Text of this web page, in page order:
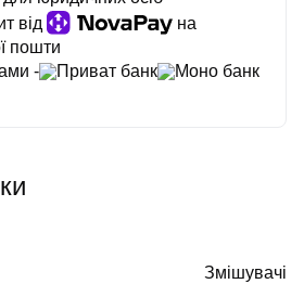
від
на
пошти
-
Приват банк
Моно банк
Змішувачі